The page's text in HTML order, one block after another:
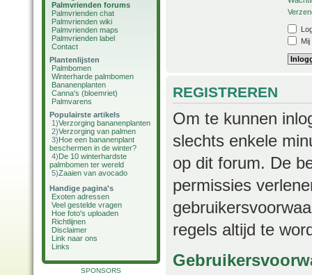
Palmvrienden forums
Palmvrienden chat
Palmvrienden wiki
Palmvrienden maps
Palmvrienden label
Contact
Plantenlijsten
Palmbomen
Winterharde palmbomen
Bananenplanten
Canna's (bloemriet)
Palmvarens
Populairste artikels
1)Verzorging bananenplanten
2)Verzorging van palmen
3)Hoe een bananenplant
beschermen in de winter?
4)De 10 winterhardste
palmbomen ter wereld
5)Zaaien van avocado
Handige pagina's
Exoten adressen
Veel gestelde vragen
Hoe foto's uploaden
Richtlijnen
Disclaimer
Link naar ons
Links
SPONSORS
REGISTREREN
Om te kunnen
slechts enkele
op dit forum. De
permissies
regels altijd te